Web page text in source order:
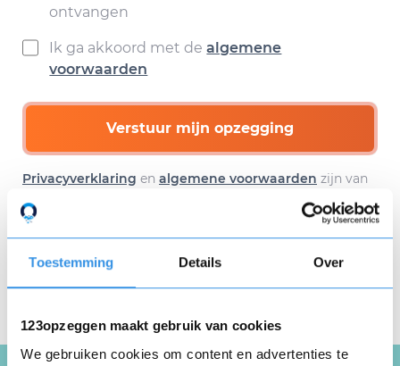
Toestemming Details Over
123opzeggen maakt gebruik van cookies
We gebruiken cookies om content en advertenties te
ontvangen
Ik ga akkoord met dealgemene
voorwaarden
Verstuur mijn opzegging
Privacyverklaring en algemene voorwaarden zijn van